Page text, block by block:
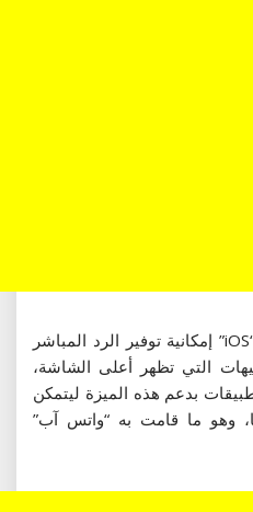
أتاحت “آبل” في نظام تشغيل “iOS” إمكانية توفير الرد المباشر
التي تظهر أعلى الشاشة،
بدعم هذه الميزة ليتمكن
وهو ما قامت به “واتس آب”